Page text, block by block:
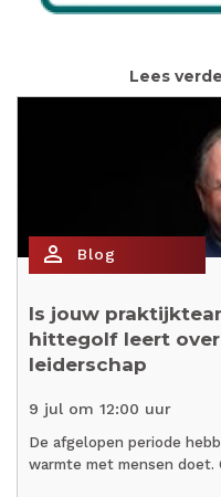
Lees
person_outline Blog
Is jouw
hittegolf leert
leiderschap
9 jul om 12:00 uur
De afgelopen periode
warmte met mensen doet.